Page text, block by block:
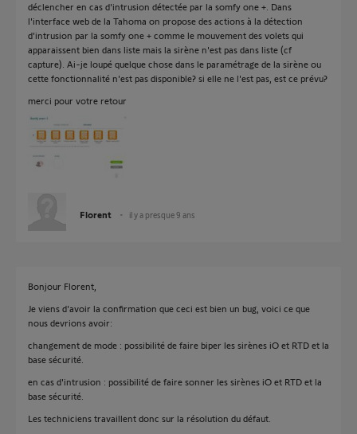
déclencher en cas d'intrusion détectée par la somfy one +. Dans
l'interface web de la Tahoma on propose des actions à la détection
d'intrusion par la somfy one + comme le mouvement des volets qui
apparaissent bien dans liste mais la sirène n'est pas dans liste (cf
capture). Ai-je loupé quelque chose dans le paramétrage de la sirène ou
cette fonctionnalité n'est pas disponible? si elle ne l'est pas, est ce prévu?
merci pour votre retour
Florent il y a presque 9 ans
Bonjour Florent,
Je viens d'avoir la confirmation que ceci est bien un bug, voici ce que
nous devrions avoir:
changement de mode : possibilité de faire biper les sirènes iO et RTD et la
base sécurité.
en cas d'intrusion : possibilité de faire sonner les sirènes iO et RTD et la
base sécurité.
Les techniciens travaillent donc sur la résolution du défaut.